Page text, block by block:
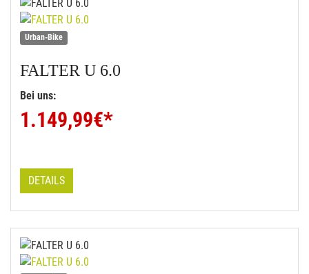
Urban-Bike
FALTER U 6.0
Bei uns:
1.149,99€*
DETAILS